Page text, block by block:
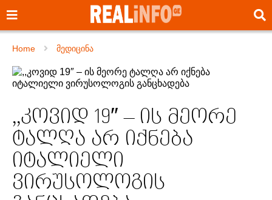
Home მედიცინა
,,კოვიდ 19″ – ის მეორე
ტალღა არ იქნება
იტალიელი
ვირუსოლოგის